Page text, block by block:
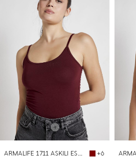
ARMALIFE 1711 ASKILI ESNEK PAMUK KADIN ATLET
+6